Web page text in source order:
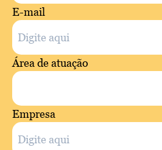
E-mail
Área de atuação
Empresa